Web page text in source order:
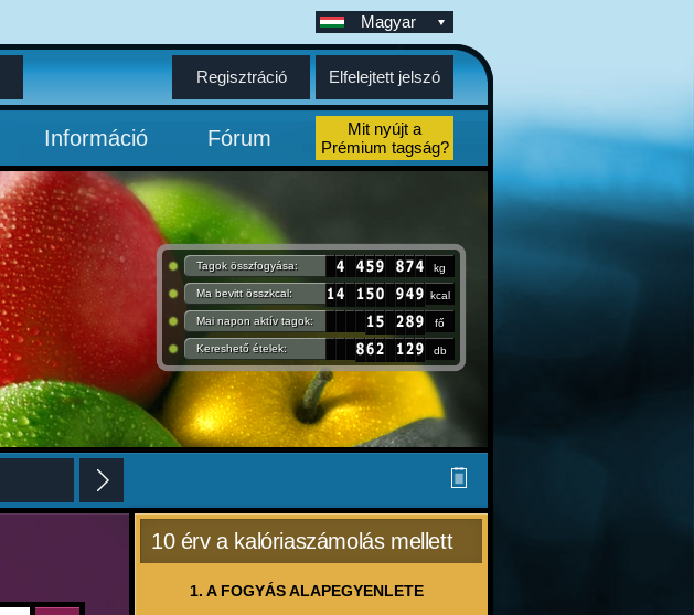
Magyar
Regisztráció Elfelejtett jelszó
Információ Fórum
Mit nyújt a
Prémium tagság?
Tagok összfogyása: kg
Ma bevitt összkcal: kcal
Mai napon aktív tagok: fő
Kereshető ételek: db
10 érv a kalóriaszámolás mellett
1. A FOGYÁS ALAPEGYENLETE